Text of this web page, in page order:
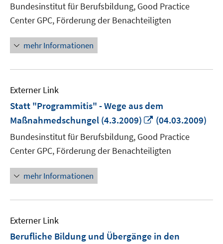
öffnen
Bundesinstitut für Berufsbildung, Good Practice
Center GPC, Förderung der Benachteiligten
mehr Informationen
Externer Link
Statt "Programmitis" - Wege aus dem
Maßnahmedschungel (4.3.2009)
In
neuem
Fenster
öffnen
(04.03.2009)
Bundesinstitut für Berufsbildung, Good Practice
Center GPC, Förderung der Benachteiligten
mehr Informationen
Externer Link
Berufliche Bildung und Übergänge in den